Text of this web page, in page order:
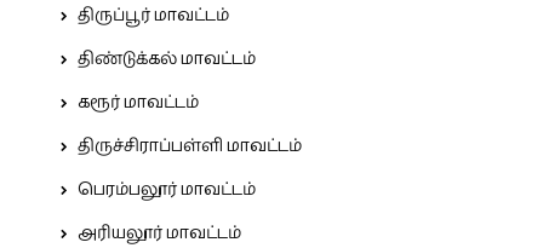
திருப்பூர் மாவட்டம்
திண்டுக்கல் மாவட்டம்
கரூர் மாவட்டம்
திருச்சிராப்பள்ளி மாவட்டம்
பெரம்பலூர் மாவட்டம்
அரியலூர் மாவட்டம்